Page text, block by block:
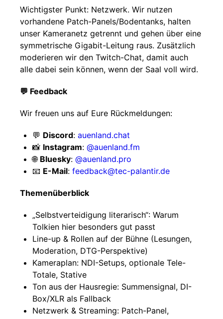
Wichtigster Punkt: Netzwerk. Wir nutzen
vorhandene Patch-Panels/Bodentanks, halten
unser Kameranetz getrennt und gehen über eine
symmetrische Gigabit-Leitung raus. Zusätzlich
moderieren wir den Twitch-Chat, damit auch
alle dabei sein können, wenn der Saal voll wird.
💬 Feedback
Wir freuen uns auf Eure Rückmeldungen:
💬 Discord: auenland.chat
📸 Instagram: @auenland.fm
🌐 Bluesky: @auenland.pro
📧 E-Mail: feedback@tec-palantir.de
Themenüberblick
„Selbstverteidigung literarisch“: Warum
Tolkien hier besonders gut passt
Line-up & Rollen auf der Bühne (Lesungen,
Moderation, DTG-Perspektive)
Kameraplan: NDI-Setups, optionale Tele-
Totale, Stative
Ton aus der Hausregie: Summensignal, DI-
Box/XLR als Fallback
Netzwerk & Streaming: Patch-Panel,